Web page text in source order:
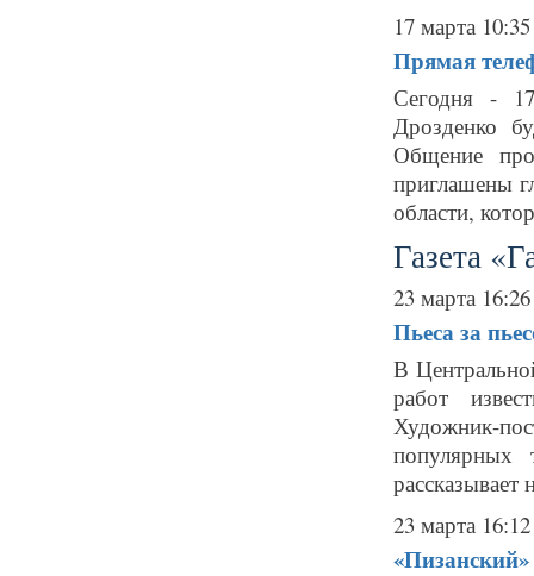
17 марта 10:35
Прямая
Сегодня -
Дрозденко
Общение
приглашены
области,
Газета
23 марта 16:26
Пьеса за
В
работ
Художник-
популярных
рассказывает
23 марта 16:12